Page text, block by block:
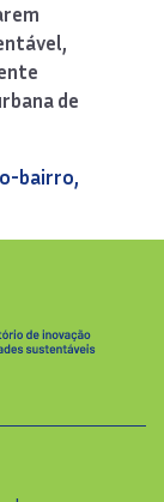
de
bairro,